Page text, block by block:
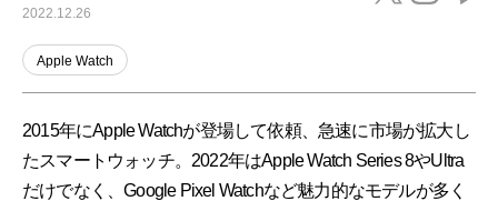
2022.12.26
Apple Watch
2015年にApple Watchが登場して依頼、急速に市場が拡大し
たスマートウォッチ。2022年はApple Watch Series 8やUltra
だけでなく、Google Pixel Watchなど魅力的なモデルが多く